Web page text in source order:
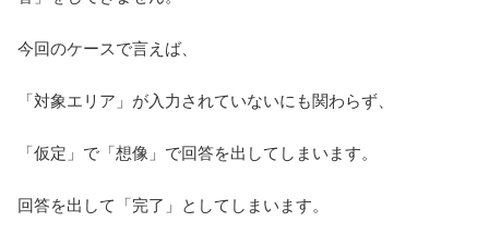
今回のケースで言えば、
「対象エリア」が入力されていないにも関わらず、
「仮定」で「想像」で回答を出してしまいます。
回答を出して「完了」としてしまいます。